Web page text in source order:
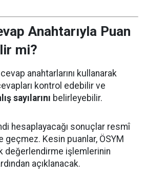
Anahtarıyla Puan
mi?
anahtarlarını kullanarak
kontrol edebilir ve
sayılarını belirleyebilir.
hesaplayacağı sonuçlar resmî
geçmez. Kesin puanlar, ÖSYM
değerlendirme işlemlerinin
açıklanacak.